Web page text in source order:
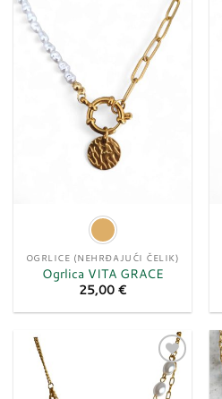
Dodaj
u
listu
želja
OGRLICE (NEHRĐAJUĆI ČELIK)
Ogrlica VITA GRACE
25,00 €
Dodaj
u